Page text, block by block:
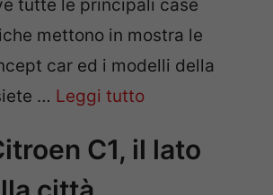
tutte le principali case
mettono in mostra le
car ed i modelli della
… Leggi tutto
C1, il lato